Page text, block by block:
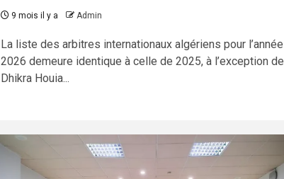
9 mois il y a Admin
La liste des arbitres internationaux algériens pour l’année
2026 demeure identique à celle de 2025, à l’exception de
Dhikra Houia...